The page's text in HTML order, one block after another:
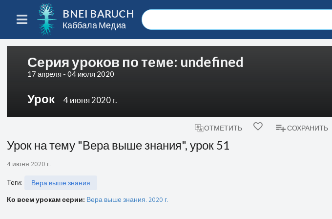
BNEI BARUCH
Каббала Медиа
Серия уроков по теме: undefined
17 апреля - 04 июля 2020
Урок 4 июня 2020 г.
ОТМЕТИТЬ СОХРАНИТЬ
Урок на тему "Вера выше знания", урок 51
4 июня 2020 г.
Теги:
Вера выше знания
Ко всем урокам серии: Вера выше знания. 2020 г.